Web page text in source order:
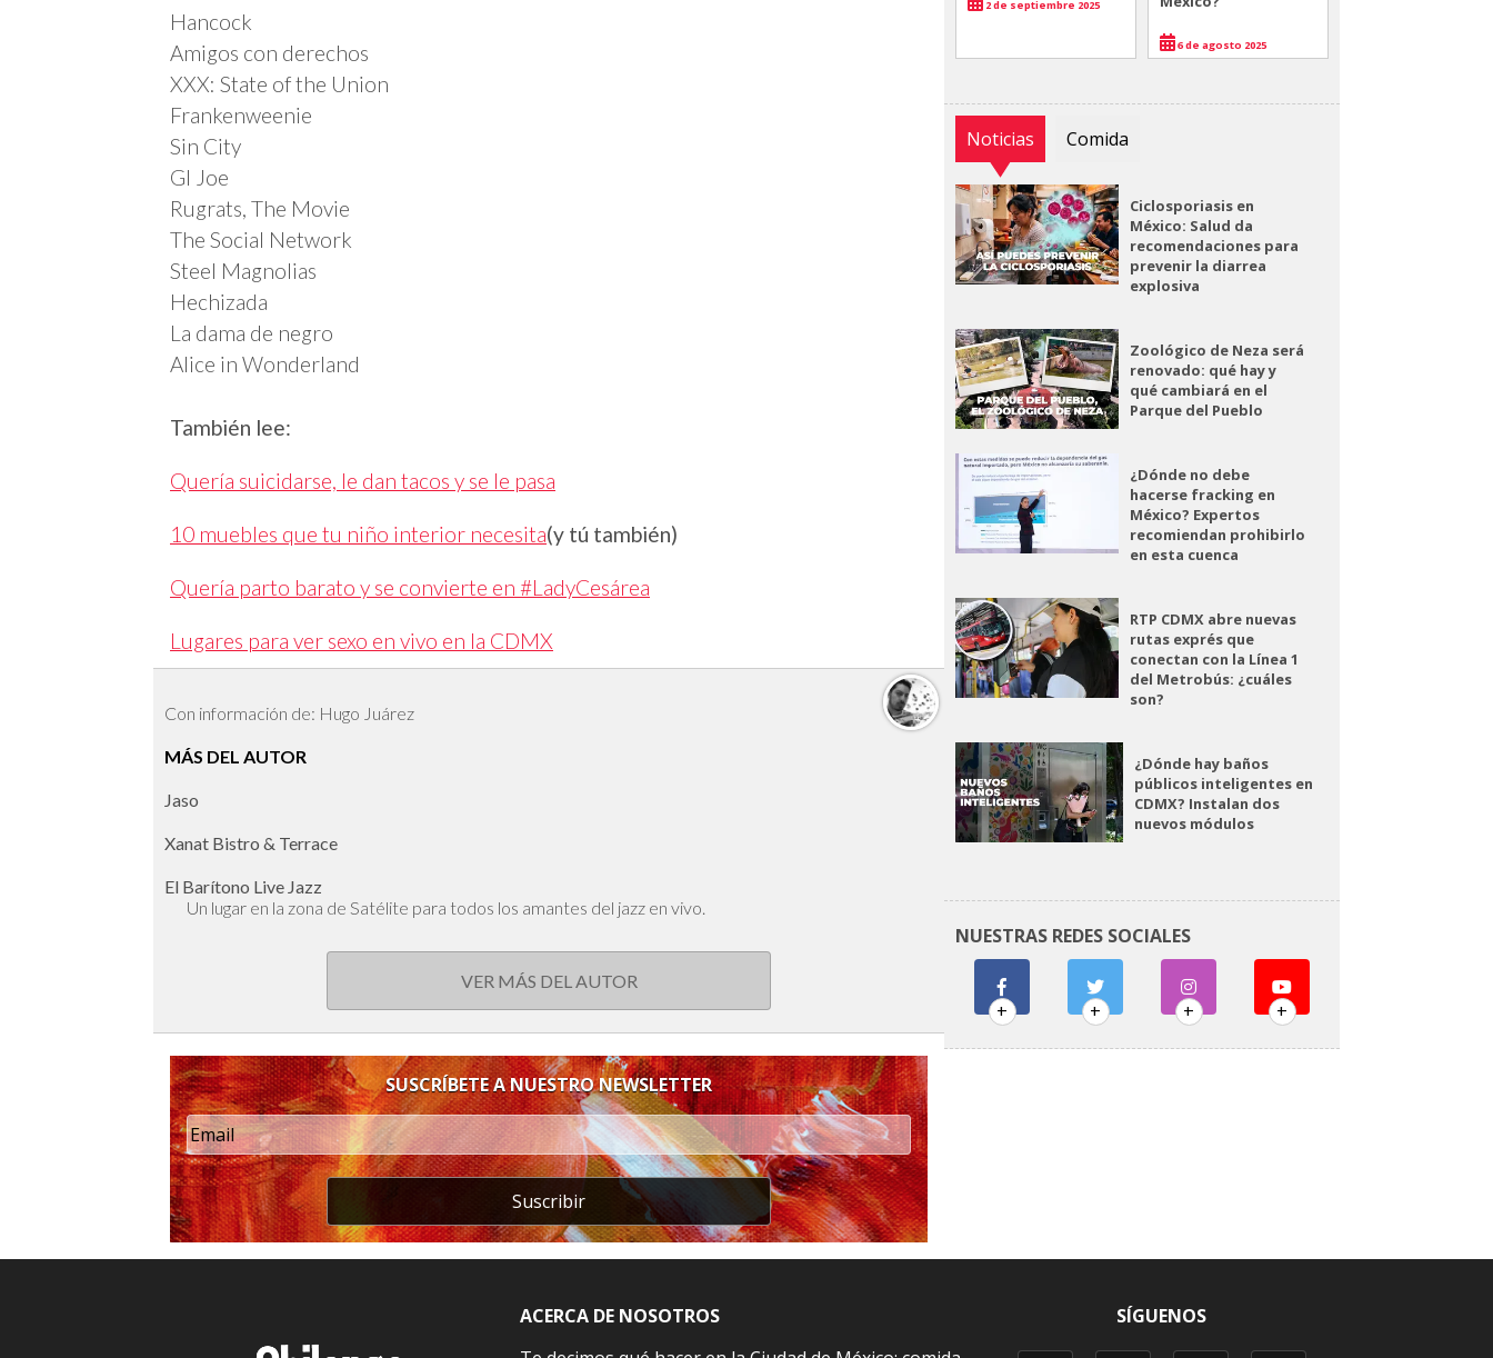
Hancock
Amigos con derechos
XXX: State of the Union
Frankenweenie
Sin City
GI Joe
Rugrats, The Movie
The Social Network
Steel Magnolias
Hechizada
La dama de negro
Alice in Wonderland
También lee:
Quería suicidarse, le dan tacos y se le pasa
10 muebles que tu niño interior necesita(y tú también)
Quería parto barato y se convierte en #LadyCesárea
Lugares para ver sexo en vivo en la CDMX
Con información de: Hugo Juárez
MÁS DEL AUTOR
Jaso
Xanat Bistro & Terrace
El Barítono Live Jazz
Un lugar en la zona de Satélite para todos los amantes del jazz en vivo.
VER MÁS DEL AUTOR
SUSCRÍBETE A NUESTRO NEWSLETTER
Suscribir
2 de septiembre 2025
6 de agosto 2025
Noticias Comida
Ciclosporiasis en
México: Salud da
recomendaciones para
prevenir la diarrea
explosiva
Zoológico de Neza será
renovado: qué hay y
qué cambiará en el
Parque del Pueblo
¿Dónde no debe
hacerse fracking en
México? Expertos
recomiendan prohibirlo
en esta cuenca
RTP CDMX abre nuevas
rutas exprés que
conectan con la Línea 1
del Metrobús: ¿cuáles
son?
¿Dónde hay baños
públicos inteligentes en
CDMX? Instalan dos
nuevos módulos
NUESTRAS REDES SOCIALES
+ + + +
ACERCA DE NOSOTROS
SÍGUENOS